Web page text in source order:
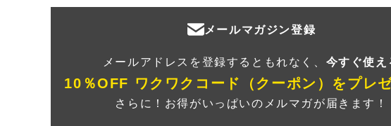
メールマガジン登録
メールアドレスを登録するともれなく、 今すぐ使え
10％OFF ワクワクコード（クーポン） をプレ
さらに！お得がいっぱいのメルマガが届きます！